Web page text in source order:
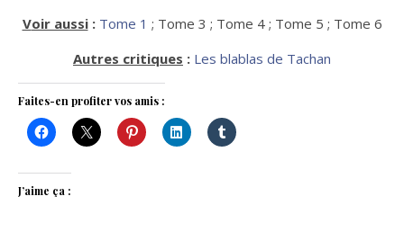
Voir aussi: Tome 1 ; Tome 3 ; Tome 4 ; Tome 5 ; Tome 6
Autres critiques : Les blablas de Tachan
Faites-en profiter vos amis :
J’aime ça :